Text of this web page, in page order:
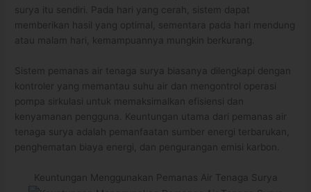
surya itu sendiri. Pada hari yang cerah, sistem dapat
memberikan hasil yang optimal, sementara pada hari mendung
atau malam hari, kemampuannya mungkin berkurang.
Sistem pemanas air tenaga surya biasanya dilengkapi dengan
kontroler yang memantau suhu air dan mengontrol operasi
pompa sirkulasi untuk memaksimalkan efisiensi dan
kenyamanan pengguna. Keuntungan utama dari pemanas air
tenaga surya adalah pemanfaatan sumber energi terbarukan,
penghematan biaya energi, dan pengurangan emisi karbon.
Keuntungan Menggunakan Pemanas Air Tenaga Surya